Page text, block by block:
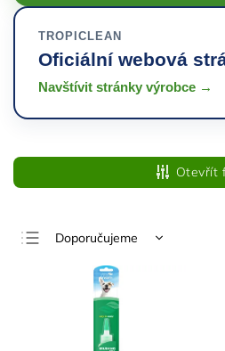
TROPICLEAN
Oficiální webová
Navštívit stránky výrobce →
Otevřít
Doporučujeme
Nejlevnější
Nejdražší
Nejprodávanější